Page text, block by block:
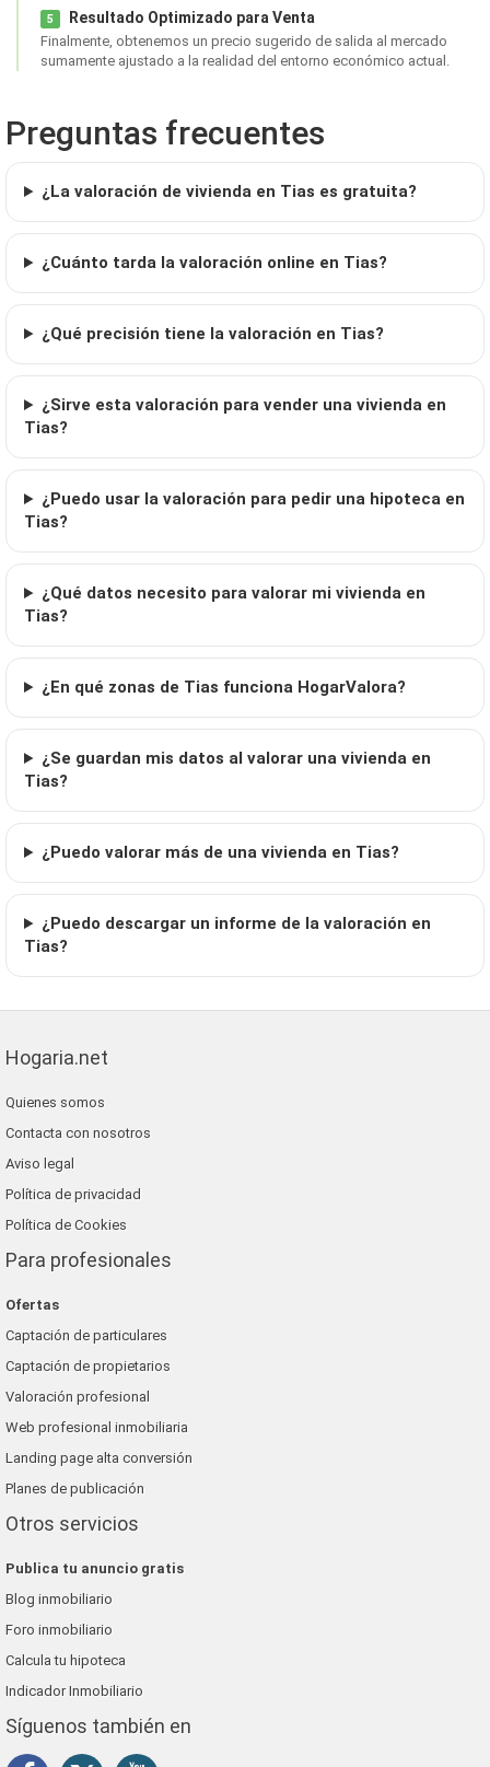
5 Resultado Optimizado para Venta
Finalmente, obtenemos un precio sugerido de salida al mercado
sumamente ajustado a la realidad del entorno económico actual.
Preguntas frecuentes
¿La valoración de vivienda en Tias es gratuita?
¿Cuánto tarda la valoración online en Tias?
¿Qué precisión tiene la valoración en Tias?
¿Sirve esta valoración para vender una vivienda en
Tias?
¿Puedo usar la valoración para pedir una hipoteca en
Tias?
¿Qué datos necesito para valorar mi vivienda en
Tias?
¿En qué zonas de Tias funciona HogarValora?
¿Se guardan mis datos al valorar una vivienda en
Tias?
¿Puedo valorar más de una vivienda en Tias?
¿Puedo descargar un informe de la valoración en
Tias?
Hogaria.net
Quienes somos
Contacta con nosotros
Aviso legal
Política de privacidad
Política de Cookies
Para profesionales
Ofertas
Captación de particulares
Captación de propietarios
Valoración profesional
Web profesional inmobiliaria
Landing page alta conversión
Planes de publicación
Otros servicios
Publica tu anuncio gratis
Blog inmobiliario
Foro inmobiliario
Calcula tu hipoteca
Indicador Inmobiliario
Síguenos también en